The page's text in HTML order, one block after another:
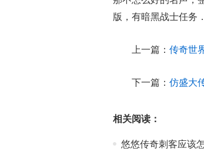
版，有暗黑战士任务
上一篇： 传奇世
下一篇： 仿盛大
相关阅读：
悠悠传奇刺客应该